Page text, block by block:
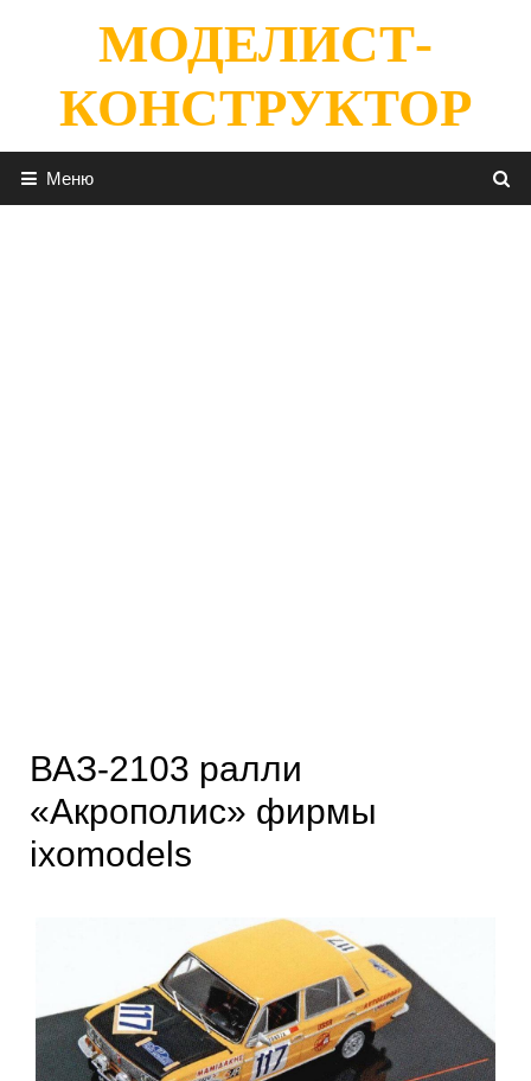
содержимомуМОДЕЛИСТ-
КОНСТРУКТОР
Меню
ВАЗ-2103 ралли
«Акрополис» фирмы
ixomodels